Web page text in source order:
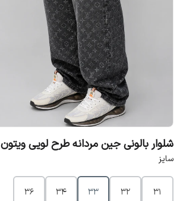
شلوار بالونی جین مردانه طرح لویی ویتون
سایز
31
32
33
34
36